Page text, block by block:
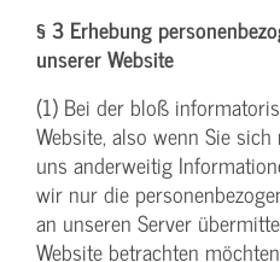
§ 3 Erhebung
unserer Website
(1) Bei der bloß
Website, also wenn Sie
uns anderweitig
wir nur die
an unseren Server
Website betrachten